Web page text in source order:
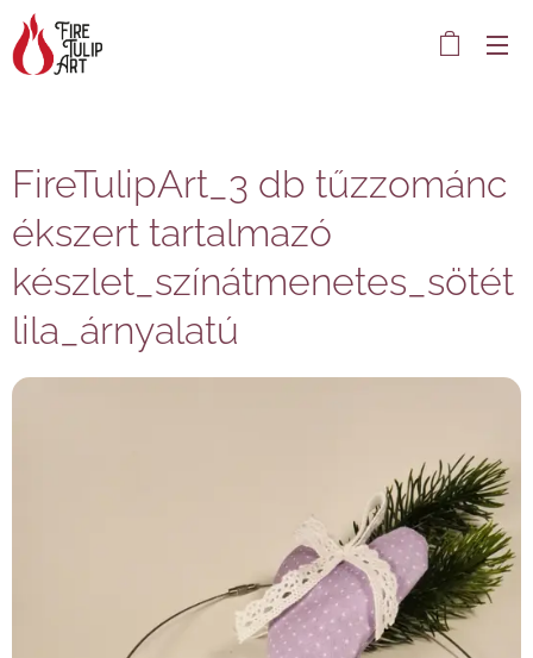
FireTulipArt_3 db tűzzománc
ékszert tartalmazó
készlet_színátmenetes_sötét
lila_árnyalatú